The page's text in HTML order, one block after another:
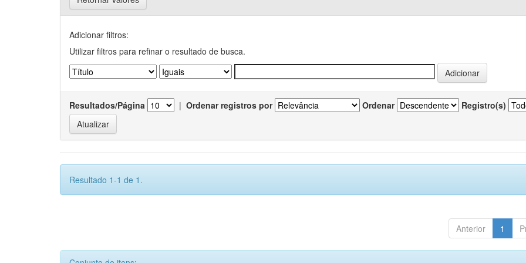
Adicionar filtros:
Utilizar filtros para refinar o resultado de busca.
Resultados/Página | Ordenar registros por Ordenar Registro(s)
Resultado 1-1 de 1.
Anterior 1